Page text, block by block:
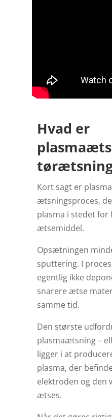
Hvad er
Kort sagt er
ætsningsproces,
plasma i stedet for
ætsemiddel.
Opsætningen
sputtering. I
egentlig ikke
snarere ætse
samme tid.
Den største
plasmaætsning –
ligger i at
plasma, der
elektroden og den
ætses.